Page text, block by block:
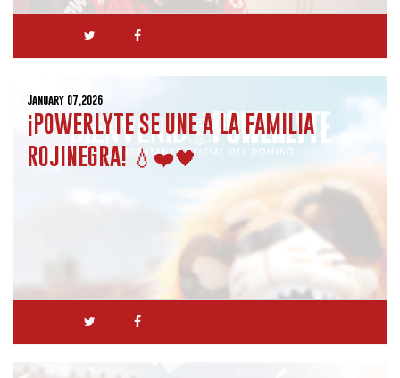
January 07,2026
¡POWERLYTE SE UNE A LA FAMILIA
ROJINEGRA! 💧❤️🖤